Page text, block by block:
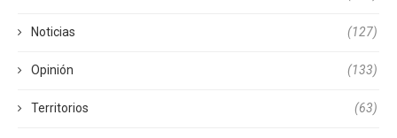
Noticias (127)
Opinión (133)
Territorios (63)